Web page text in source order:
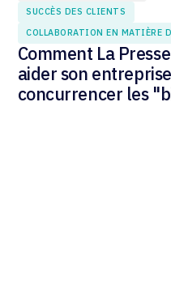
SUCCÈS DES CLIENTS
COLLABORATION EN MATIÈRE
Comment La
aider son
concurrencer les